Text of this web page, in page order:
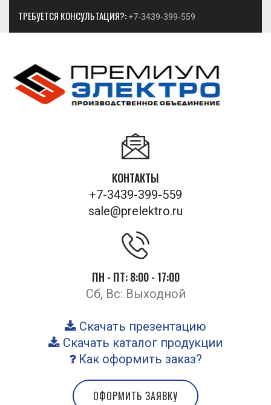
ТРЕБУЕТСЯ КОНСУЛЬТАЦИЯ?: +7-3439-399-559
КОНТАКТЫ
+7-3439-399-559
sale@prelektro.ru
ПН - ПТ: 8:00 - 17:00
Сб, Вс: Выходной
Скачать презентацию
Скачать каталог продукции
Как оформить заказ?
ОФОРМИТЬ ЗАЯВКУ